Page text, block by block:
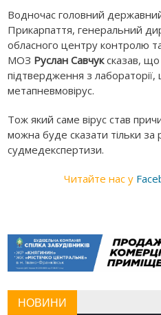
Водночас головний державний
Прикарпаття, генеральний
обласного центру контролю
МОЗ РусланСавчуксказав, що
підтвердження з
метапневмовірус.
Тож який саме вірус став
можна буде сказати тільки за
судмедекспертизи.
Читайте нас у
НОВИНИ